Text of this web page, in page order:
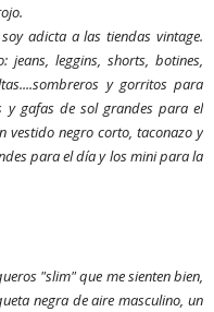
adicta a las tiendas vintage.
jeans, leggins, shorts, botines,
y gorritos para
y gafas de sol grandes para el
vestido negro corto, taconazo y
para el día y los mini para la
"slim" que me sienten bien,
negra de aire masculino, un